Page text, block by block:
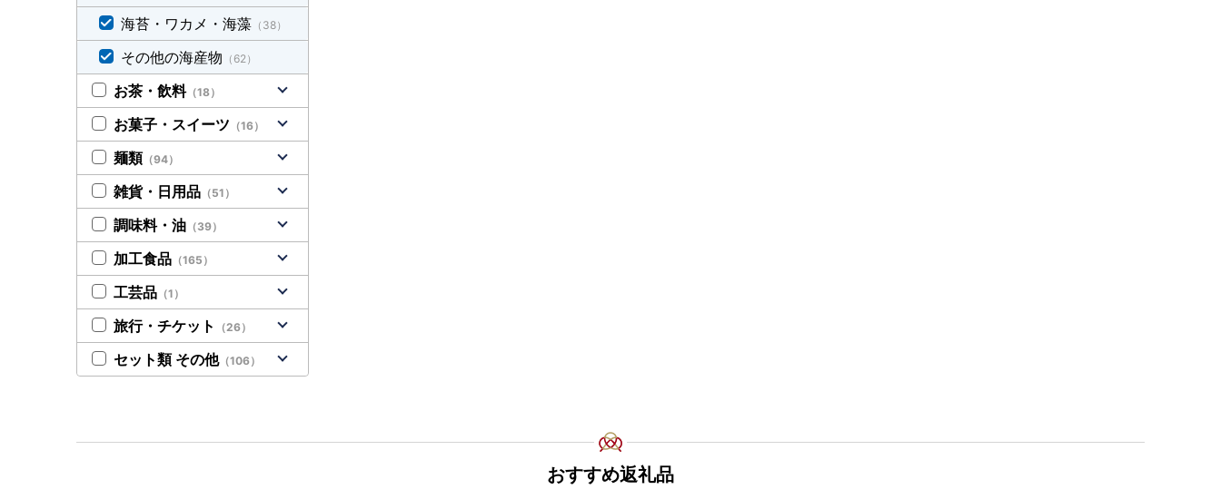
海苔・ワカメ・海藻 （38）
その他の海産物 （62）
お茶・飲料（18）
お菓子・スイーツ （16）
麺類 （94）
雑貨・日用品 （51）
調味料・油 （39）
加工食品 （165）
工芸品 （1）
旅行・チケット （26）
セット類 その他（106）
おすすめ返礼品